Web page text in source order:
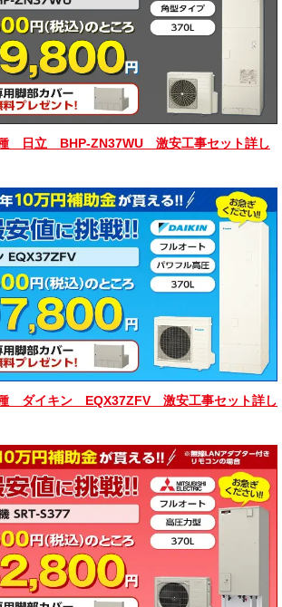
日立 BHP-ZN37WU 激安工事セット詳し
種 ダイキン EQX37ZFV 激安工事セット詳し